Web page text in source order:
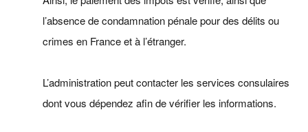
l’absence de condamnation pénale pour des délits ou
crimes en France et à l’étranger.
L’administration peut contacter les services consulaires
dont vous dépendez afin de vérifier les informations.